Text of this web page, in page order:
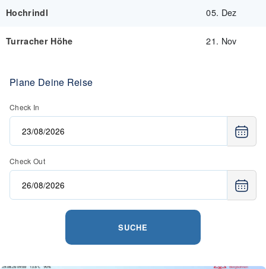
Hochrindl 05. Dez
Turracher Höhe 21. Nov
Plane Deine Reise
Check In
Check Out
SUCHE